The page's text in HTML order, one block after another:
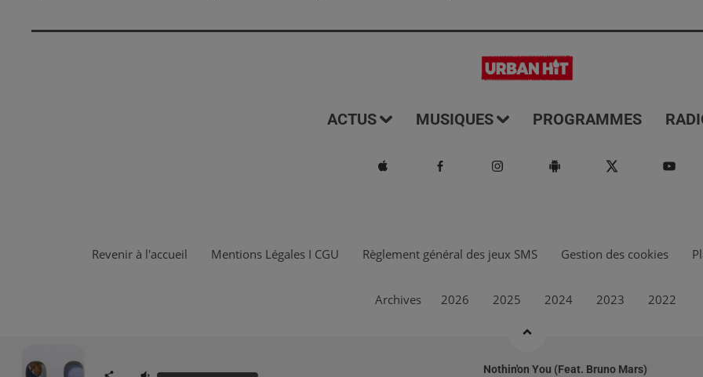
ACTUS MUSIQUES PROGRAMMES
Nothin'on You (feat. Bruno Mars)
Revenir à l'accueil Mentions Légales I CGU Règlement général des jeux SMS Gestion des cookies
Archives 2026 2025 2024 2023 2022